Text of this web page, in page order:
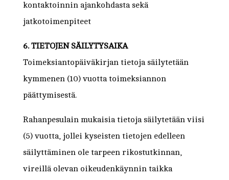
kontaktoinnin ajankohdasta sekä
jatkotoimenpiteet
6. TIETOJEN SÄILYTYSAIKA
Toimeksiantopäiväkirjan tietoja säilytetään
kymmenen (10) vuotta toimeksiannon
päättymisestä.
Rahanpesulain mukaisia tietoja säilytetään viisi
(5) vuotta, jollei kyseisten tietojen edelleen
säilyttäminen ole tarpeen rikostutkinnan,
vireillä olevan oikeudenkäynnin taikka